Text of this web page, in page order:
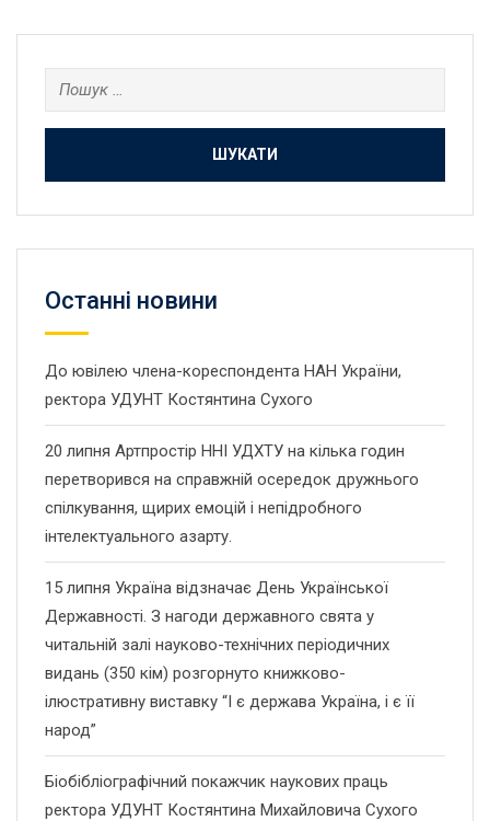
Пошук:
Останнi новини
До ювілею члена-кореспондента НАН України,
ректора УДУНТ Костянтина Сухого
20 липня Артпростір ННІ УДХТУ на кілька годин
перетворився на справжній осередок дружнього
спілкування, щирих емоцій і непідробного
інтелектуального азарту.
15 липня Україна відзначає День Української
Державності. З нагоди державного свята у
читальній залі науково-технічних періодичних
видань (350 кім) розгорнуто книжково-
ілюстративну виставку “І є держава Україна, і є її
народ”
Біобібліографічний покажчик наукових праць
ректора УДУНТ Костянтина Михайловича Сухого